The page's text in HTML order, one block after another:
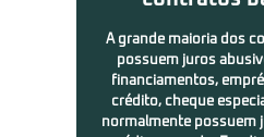
A grande maioria dos
possuem juros
financiamentos,
crédito, cheque
normalmente possuem